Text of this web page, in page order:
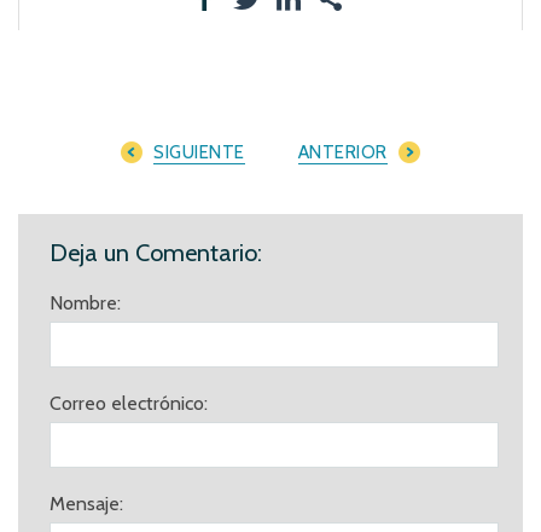
SIGUIENTE ANTERIOR
Deja un Comentario:
Nombre:
Correo electrónico:
Mensaje: